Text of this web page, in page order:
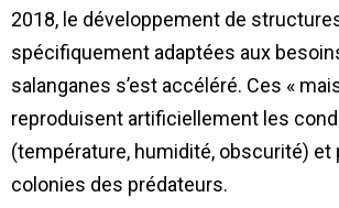
2018, le développement de
spécifiquement adaptées aux
salanganes s’est accéléré. Ces «
reproduisent artificiellement les
(température, humidité, obscurité) et
colonies des prédateurs.